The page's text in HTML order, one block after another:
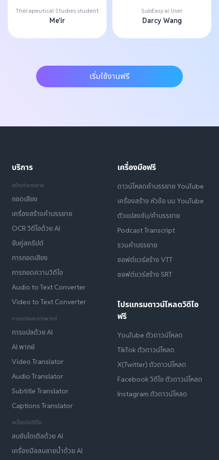
Therapeutical Studies student
Me'ir
SubEasy.ai User
Darcy Wang
เริ่มใช้งานฟรี
บริการ
สร้างคำบรรยาย
ถอดเสียง
เครื่องสร้างคำบรรยาย
OCR วิดีโอด้วย AI
จับคู่สคริปต์
การถอดเสียง
การถอดความวิดีโอ
Audio to Text Converter
Video to Text Converter
การแปลและการพากย์
การแปลด้วย AI
AI พากย์
Video Translator
Audio Translator
Subtitle Translator
Captions Translator
เครื่องมือวิดีโอ
ลบซับไตเติลด้วย AI
เครื่องมือลบลายน้ำด้วย AI
เครื่องมือฟรี
ดาวน์โหลดคำบรรยาย YouTube
เครื่องสร้าง หัวข้อ บน YouTube
ตัวแปลงซับ/คำบรรยาย
Podcast Transcript
รวมคำบรรยาย
ซอฟต์แวร์สร้าง VTT
ซอฟต์แวร์สร้าง SRT
โปรแกรมดาวน์โหลดวิดีโอ
ฟรี
YouTube ตัวดาวน์โหลด
TikTok ตัวดาวน์โหลด
X(Twitter) ตัวดาวน์โหลด
Facebook วิดีโอ ตัวดาวน์โหลด
Instagram ตัวดาวน์โหลด